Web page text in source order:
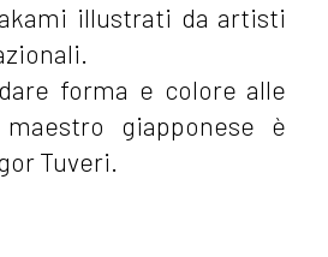
illustrati da artisti
forma e colore alle
giapponese è
Tuveri.